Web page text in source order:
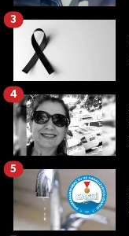
3
4
5